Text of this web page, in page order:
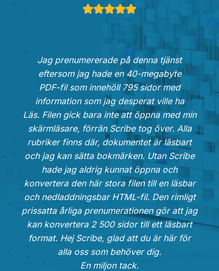
Jag prenumererade på denna tjänst
eftersom jag hade en 40-megabyte
PDF-fil som innehöll 795 sidor med
information som jag desperat ville ha
Läs. Filen gick bara inte att öppna med min
skärmläsare, förrän Scribe tog över. Alla
rubriker finns där, dokumentet är läsbart
och jag kan sätta bokmärken. Utan Scribe
hade jag aldrig kunnat öppna och
konvertera den här stora filen till en läsbar
och nedladdningsbar HTML-fil. Den rimligt
prissatta årliga prenumerationen gör att jag
kan konvertera 2 500 sidor till ett läsbart
format. Hej Scribe, glad att du är här för
alla oss som behöver dig.
En miljon tack.